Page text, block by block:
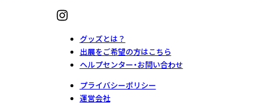
グッズとは？
出展をご希望の方はこちら
ヘルプセンター・お問い合わせ
プライバシーポリシー
運営会社